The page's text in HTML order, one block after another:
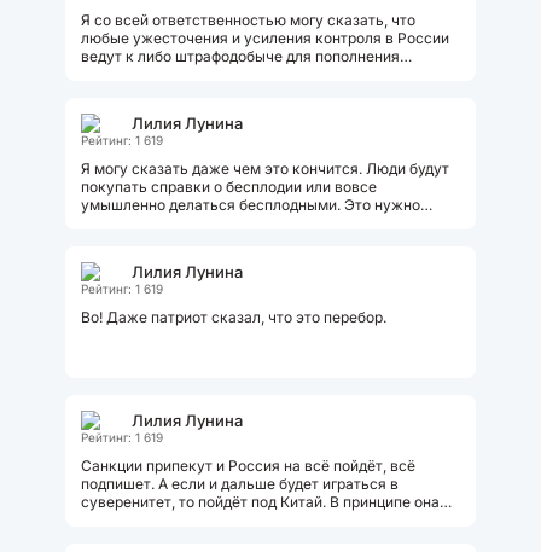
Я со всей ответственностью могу сказать, что
любые ужесточения и усиления контроля в России
ведут к либо штрафодобыче для пополнения
Лилия Лунина
Рейтинг: 1 619
Я могу сказать даже чем это кончится. Люди будут
покупать справки о бесплодии или вовсе
умышленно делаться бесплодными. Это нужно
Лилия Лунина
Рейтинг: 1 619
Во! Даже патриот сказал, что это перебор.
Лилия Лунина
Рейтинг: 1 619
Санкции припекут и Россия на всё пойдёт, всё
подпишет. А если и дальше будет играться в
суверенитет, то пойдёт под Китай. В принципе она